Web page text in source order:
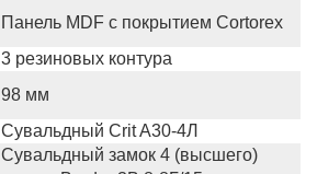
Панель MDF с покрытием Cortorex
3 резиновых контура
98 мм
Сувальдный Crit A30-4Л
Сувальдный замок 4 (высшего)